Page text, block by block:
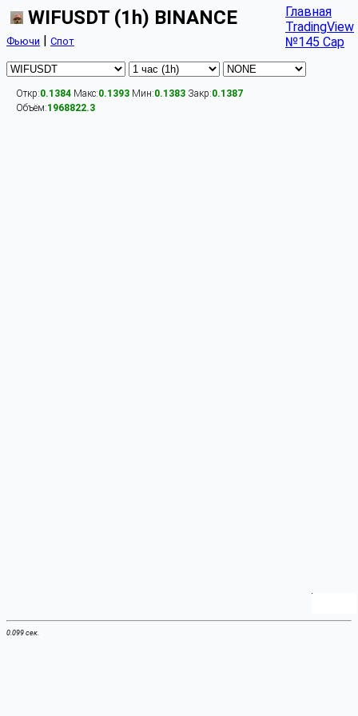
WIFUSDT (1h) BINANCE
Фьючи | Спот
Главная
TradingView
№145 Cap
Откр:0.1384 Макс:0.1393 Мин:0.1383 Закр:0.1387
Объём:1968822.3
0.099 сек.